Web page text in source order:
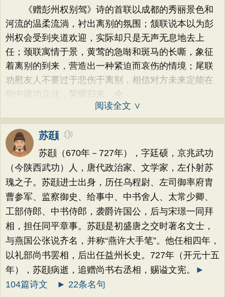
《赠彭州权别驾》诗的首联以成都的秀丽景色和
河流的温柔流淌，衬出离别的氛围；颔联说本以为彭
州权会受到夹道欢迎，实际却只是无声无息地去上
任；颈联寓情于景，黄莺的急啭和斑马的长嘶，象征
着离别的到来，营造出一种紧迫而哀伤的情境；尾联
劝慰友人不要过于悲伤于离别，相信对方未来定能在
朝中建功立业，荣耀归来。全
阅读全文 ∨
苏颋
苏颋（670年－727年），字廷硕，京兆武功
（今陕西武功）人，唐代政治家、文学家，左仆射苏
瑰之子。苏颋进士出身，历任乌程尉、左司御率府胄
曹参军、监察御史、给事中、中书舍人、太常少卿、
工部侍郎、中书侍郎，袭爵许国公，后与宋璟一同拜
相，担任同平章事。苏颋是初盛唐之交时著名文士，
与燕国公张说齐名，并称“燕许大手笔”。他任相四年，
以礼部尚书罢相，后出任益州长史。727年（开元十五
年），苏颋病逝，追赠尚书右丞相，赐谥文宪。
►
104篇诗文
► 22条名句